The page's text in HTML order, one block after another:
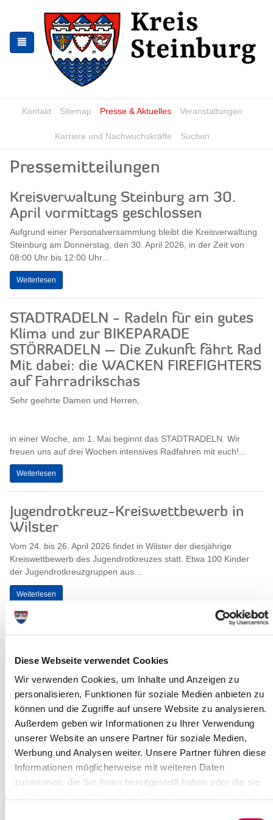
Diese Webseite verwendet Cookies
Wir verwenden Cookies, um Inhalte und Anzeigen zu
personalisieren, Funktionen für soziale Medien anbieten zu
können und die Zugriffe auf unsere Website zu analysieren.
Außerdem geben wir Informationen zu Ihrer Verwendung
unserer Website an unsere Partner für soziale Medien,
Werbung und Analysen weiter. Unsere Partner führen diese
Informationen möglicherweise mit weiteren Daten
zusammen, die Sie ihnen bereitgestellt haben oder die sie
springen
springen
Kontakt Sitemap Presse & Aktuelles Veranstaltungen
Karriere und Nachwuchskräfte Suchen
Pressemitteilungen
Kreisverwaltung Steinburg am 30.
April vormittags geschlossen
Aufgrund einer Personalversammlung bleibt die Kreisverwaltung
Steinburg am Donnerstag, den 30. April 2026, in der Zeit von
08:00 Uhr bis 12:00 Uhr...
Weiterlesen
STADTRADELN - Radeln für ein gutes
Klima und zur BIKEPARADE
STÖRRADELN – Die Zukunft fährt Rad
Mit dabei: die WACKEN FIREFIGHTERS
auf Fahrradrikschas
Sehr geehrte Damen und Herren,
in einer Woche, am 1. Mai beginnt das STADTRADELN. Wir
freuen uns auf drei Wochen intensives Radfahren mit euch!...
Weiterlesen
Jugendrotkreuz-Kreiswettbewerb in
Wilster
Vom 24. bis 26. April 2026 findet in Wilster der diesjährige
Kreiswettbewerb des Jugendrotkreuzes statt. Etwa 100 Kinder
der Jugendrotkreuzgruppen aus...
Weiterlesen
Kreis Steinburg: Kreishausneubau in
Hindernisse
„Also, Parken ist schlecht hier heute!“ bemerkt Tobias Rückerl,
Bauausschussvorsitzender im Kreis Steinburg. „So geht Baustelle
– endlich mal fünfzig...
Katastrophenschutzübung in Itzehoe
Nord